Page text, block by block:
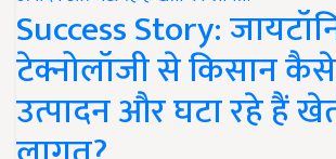
Success Story:
टेक्नोलॉजी से किसान
उत्पादन और घटा रहे हैं